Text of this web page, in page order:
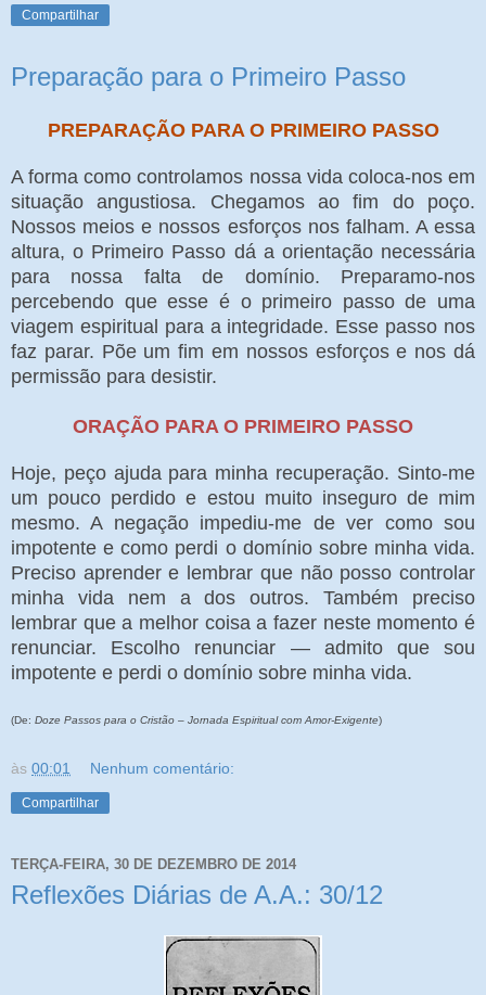
Compartilhar
Preparação para o Primeiro Passo
PREPARAÇÃO PARA O PRIMEIRO PASSO
A forma como controlamos nossa vida coloca-nos em
situação angustiosa. Chegamos ao fim do poço.
Nossos meios e nossos esforços nos falham. A essa
altura, o Primeiro Passo dá a orientação necessária
para nossa falta de domínio. Preparamo-nos
percebendo que esse é o primeiro passo de uma
viagem espiritual para a integridade. Esse passo nos
faz parar. Põe um fim em nossos esforços e nos dá
permissão para desistir.
ORAÇÃO PARA O PRIMEIRO PASSO
Hoje, peço ajuda para minha recuperação. Sinto-me
um pouco perdido e estou muito inseguro de mim
mesmo. A negação impediu-me de ver como sou
impotente e como perdi o domínio sobre minha vida.
Preciso aprender e lembrar que não posso controlar
minha vida nem a dos outros. Também preciso
lembrar que a melhor coisa a fazer neste momento é
renunciar. Escolho renunciar — admito que sou
impotente e perdi o domínio sobre minha vida.
(De: Doze Passos para o Cristão – Jornada Espiritual com Amor-Exigente)
às 00:01 Nenhum comentário:
Compartilhar
TERÇA-FEIRA, 30 DE DEZEMBRO DE 2014
Reflexões Diárias de A.A.: 30/12